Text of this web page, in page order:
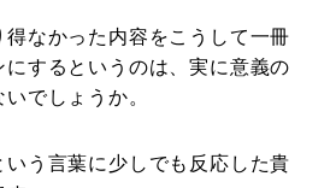
得なかった内容をこうして一冊
するというのは、実に意義の
でしょうか。
う言葉に少しでも反応した貴